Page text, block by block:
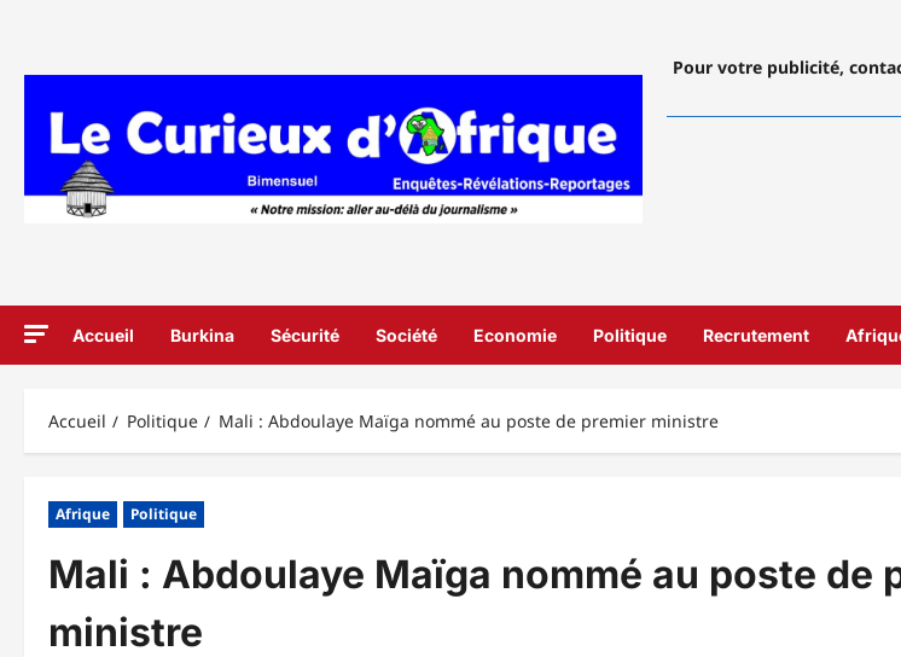
Pour votre publicité,
Accueil Burkina Sécurité Société Economie Politique Recrutement
Accueil Politique Mali : Abdoulaye Maïga nommé au poste de premier ministre
Afrique Politique
Mali : Abdoulaye Maïga nommé au poste de
ministre